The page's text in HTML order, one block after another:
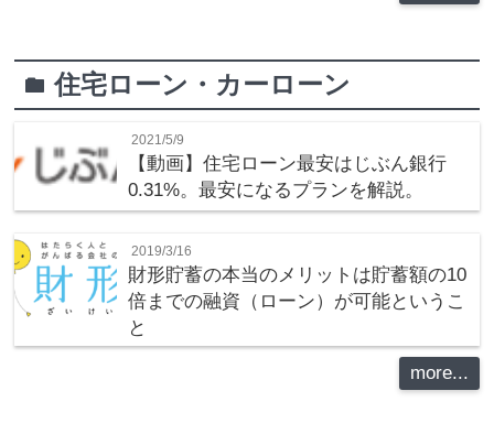
folder住宅ローン・カーローン
2021/5/9
【動画】住宅ローン最安はじぶん銀行
0.31%。最安になるプランを解説。
2019/3/16
財形貯蓄の本当のメリットは貯蓄額の10
倍までの融資（ローン）が可能というこ
と
more...